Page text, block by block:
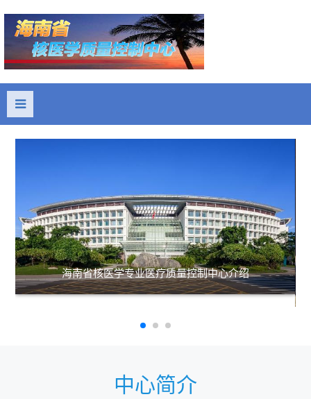
海南省核医学专业医疗质量控制中心介绍
中心简介